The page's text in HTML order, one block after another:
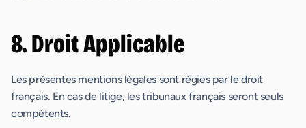
8. Droit Applicable
Les présentes mentions légales sont régies par le droit
français. En cas de litige, les tribunaux français seront seuls
compétents.